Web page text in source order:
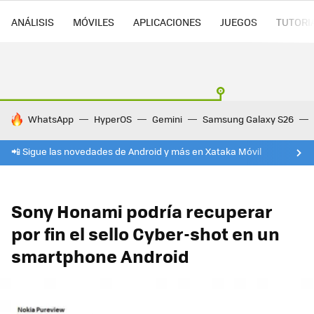
ANÁLISIS MÓVILES APLICACIONES JUEGOS
HOY SE HABLA DE
WhatsApp HyperOS Gemini Samsung Galaxy S26
📲 Sigue las novedades de Android y más en Xataka Móvil
Sony Honami podría recuperar
por fin el sello Cyber-shot en un
smartphone Android